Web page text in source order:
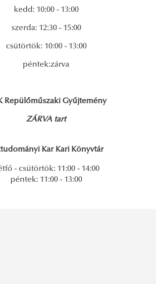
kedd: 10:00 - 13:00
szerda: 12:30 - 15:00
csütörtök: 10:00 - 13:00
péntek:zárva
Repülőműszaki Gyűjtemény
ZÁRVA tart
Kar Kari Könyvtár
- csütörtök: 11:00 - 14:00
péntek: 11:00 - 13:00